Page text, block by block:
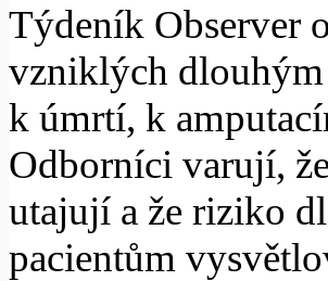
Týdeník Observer
vzniklých dlouhým
k úmrtí, k
Odborníci varují,
utajují a že riziko
pacientům